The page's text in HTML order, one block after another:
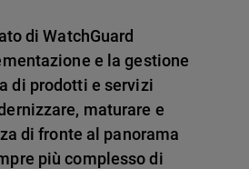
di WatchGuard
e la gestione
di prodotti e servizi
maturare e
di fronte al panorama
più complesso di